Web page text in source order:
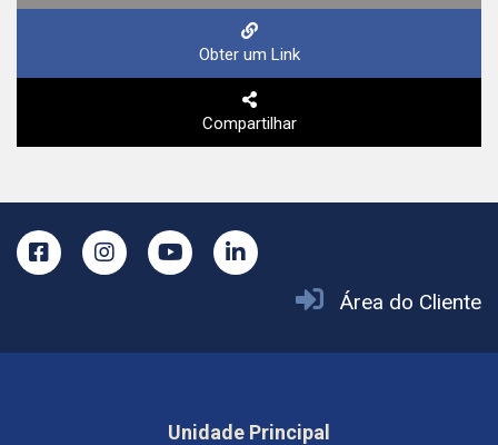
Obter um Link
Compartilhar
Área do Cliente
Unidade Principal